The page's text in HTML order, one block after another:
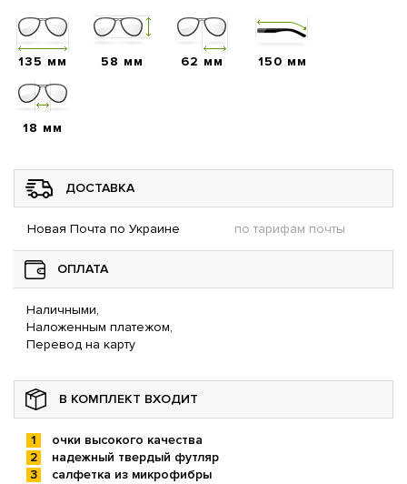
135 мм 58 мм 62 мм 150 мм
18 мм
ДОСТАВКА
Новая Почта по Украине по тарифам почты
ОПЛАТА
Наличными,
Наложенным платежом,
Перевод на карту
В КОМПЛЕКТ ВХОДИТ
очки высокого качества
надежный твердый футляр
салфетка из микрофибры